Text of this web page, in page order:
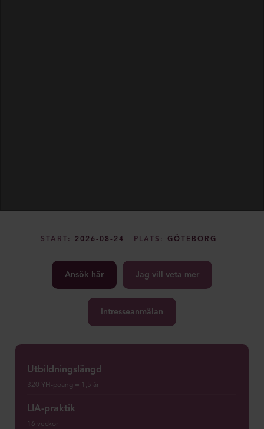
START : 2026-08-24 PLATS: GÖTEBORG
Ansök här Jag vill veta mer
Intresseanmälan
Utbildningslängd
320 YH-poäng = 1,5 år
LIA-praktik
16 veckor